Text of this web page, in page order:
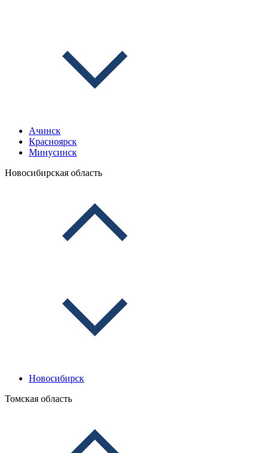
Ачинск
Красноярск
Минусинск
Новосибирская область
Новосибирск
Томская область